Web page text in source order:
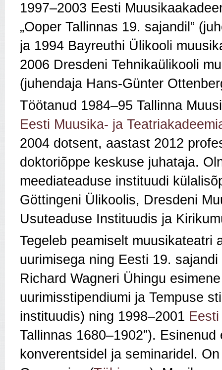
1997–2003 Eesti
„Ooper Tallinnas 19. sajandil”
ja 1994 Bayreuthi Ülikooli
2006 Dresdeni Tehnikaülikooli
(juhendaja Hans-Günter
Töötanud 1984–95 Tallinna
Eesti Muusika- ja
2004 dotsent, aastast 2012
doktoriõppe keskuse juhataja.
meediateaduse instituudi
Göttingeni Ülikoolis, Dresdeni
Usuteaduse Instituudis ja
Tegeleb peamiselt muusikateatri
uurimisega ning Eesti 19.
Richard Wagneri Ühingu
uurimisstipendiumi ja Tempuse
instituudis) ning 1998–2001
Tallinnas 1680–1902”).
konverentsidel ja seminaridel.